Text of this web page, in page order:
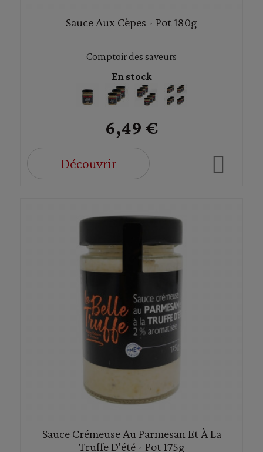
Sauce Aux Cèpes - Pot 180g
Comptoir des saveurs
En stock
6,49 €
Découvrir
Sauce Crémeuse Au Parmesan Et À La
Truffe D'été - Pot 175g